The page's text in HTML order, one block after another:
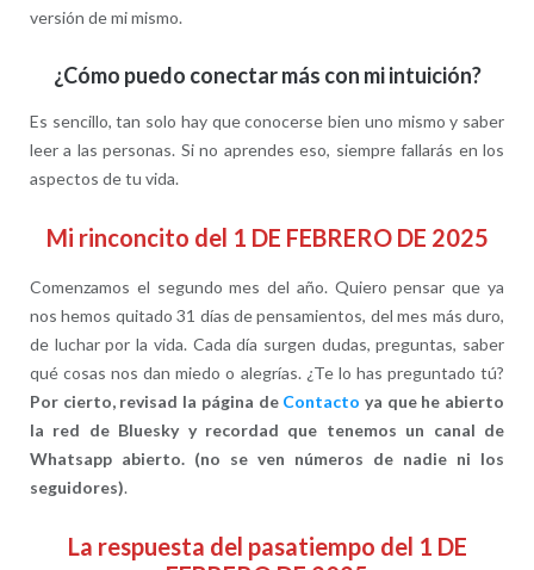
versión de mi mismo.
¿Cómo puedo conectar más con mi intuición?
Es sencillo, tan solo hay que conocerse bien uno mismo y saber
leer a las personas. Si no aprendes eso, siempre fallarás en los
aspectos de tu vida.
Mi rinconcito del 1 DE FEBRERO DE 2025
Comenzamos el segundo mes del año. Quiero pensar que ya
nos hemos quitado 31 días de pensamientos, del mes más duro,
de luchar por la vida. Cada día surgen dudas, preguntas, saber
qué cosas nos dan miedo o alegrías. ¿Te lo has preguntado tú?
Por cierto, revisad la página de Contacto ya que he abierto
la red de Bluesky y recordad que tenemos un canal de
Whatsapp abierto. (no se ven números de nadie ni los
seguidores).
La respuesta del pasatiempo del 1 DE